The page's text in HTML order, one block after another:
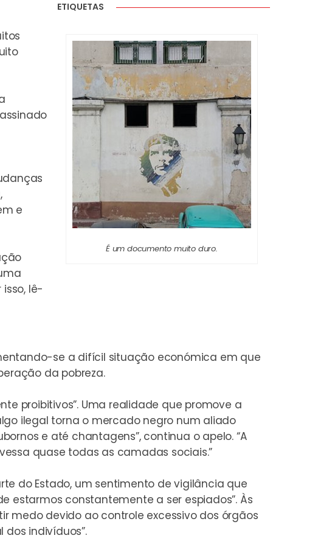
e
lê-
É um documento muito duro.
se a difícil situação económica em que
da pobreza.
proibitivos”. Uma realidade que promove a
ilegal torna o mercado negro num aliado
e até chantagens”, continua o apelo. “A
quase todas as camadas sociais.”
do Estado, um sentimento de vigilância que
estarmos constantemente a ser espiados”. Às
medo devido ao controle excessivo dos órgãos
indivíduos”.
ETIQUETAS